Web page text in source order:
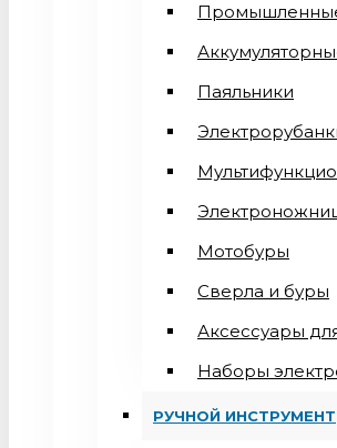
Паяльники
Мотобуры
Сверла и буры
Аксессуары
Наборы
РУЧНОЙ ИНСТРУМЕНТ